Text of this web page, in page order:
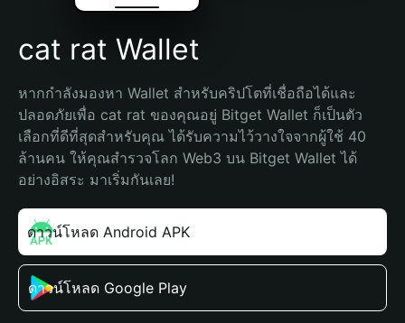
cat rat Wallet
หากกำลังมองหา Wallet สำหรับคริปโตที่เชื่อถือได้และ
ปลอดภัยเพื่อ cat rat ของคุณอยู่ Bitget Wallet ก็เป็นตัว
เลือกที่ดีที่สุดสำหรับคุณ ได้รับความไว้วางใจจากผู้ใช้ 40
ล้านคน ให้คุณสำรวจโลก Web3 บน Bitget Wallet ได้
อย่างอิสระ มาเริ่มกันเลย!
ดาวน์โหลด Android APK
ดาวน์โหลด Google Play